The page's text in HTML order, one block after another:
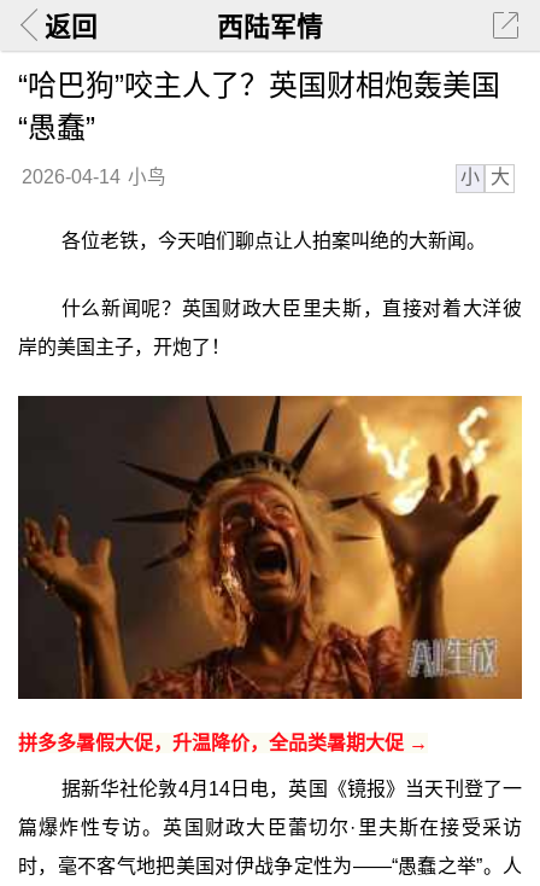
返回 西陆军情
“哈巴狗”咬主人了？英国财相炮轰美国
“愚蠢”
2026-04-14 小鸟 小 大
各位老铁，今天咱们聊点让人拍案叫绝的大新闻。
什么新闻呢？英国财政大臣里夫斯，直接对着大洋彼
岸的美国主子，开炮了！
拼多多暑假大促，升温降价，全品类暑期大促 →
据新华社伦敦4月14日电，英国《镜报》当天刊登了一
篇爆炸性专访。英国财政大臣蕾切尔·里夫斯在接受采访
时，毫不客气地把美国对伊战争定性为——“愚蠢之举”。人